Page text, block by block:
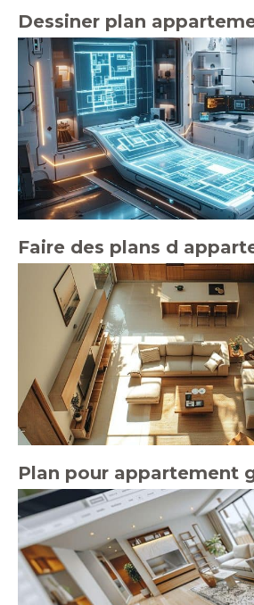
Dessiner plan
Faire des plans d
Plan pour appartement